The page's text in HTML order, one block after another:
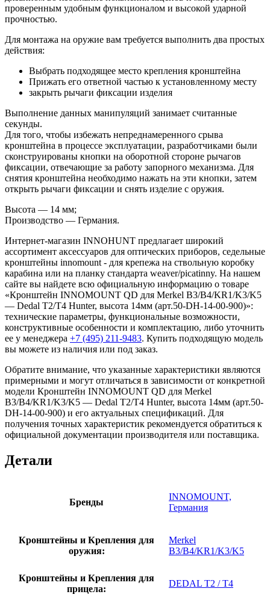
проверенным удобным функционалом и высокой ударной
прочностью.
Для монтажа на оружие вам требуется выполнить два простых
действия:
Выбрать подходящее место крепления кронштейна
Прижать его ответной частью к установленному месту
закрыть рычаги фиксации изделия
Выполнение данных манипуляций занимает считанные
секунды.
Для того, чтобы избежать непреднамеренного срыва
кронштейна в процессе эксплуатации, разработчиками были
сконструированы кнопки на оборотной стороне рычагов
фиксации, отвечающие за работу запорного механизма. Для
снятия кронштейна необходимо нажать на эти кнопки, затем
открыть рычаги фиксации и снять изделие с оружия.
Высота — 14 мм;
Производство — Германия.
Интернет-магазин INNOHUNT предлагает широкий
ассортимент аксессуаров для оптических приборов, седельные
кронштейны innomount - для крепежа на ствольную коробку
карабина или на планку стандарта weaver/picatinny. На нашем
сайте вы найдете всю официальную информацию о товаре
«Кронштейн INNOMOUNT QD для Merkel B3/B4/KR1/K3/K5
— Dedal T2/T4 Hunter, высота 14мм (арт.50-DH-14-00-900)»:
технические параметры, функциональные возможности,
конструктивные особенности и комплектацию, либо уточнить
ее у менеджера +7 (495) 211-9483. Купить подходящую модель
вы можете из наличия или под заказ.
Обратите внимание, что указанные характеристики являются
примерными и могут отличаться в зависимости от конкретной
модели Кронштейн INNOMOUNT QD для Merkel
B3/B4/KR1/K3/K5 — Dedal T2/T4 Hunter, высота 14мм (арт.50-
DH-14-00-900) и его актуальных спецификаций. Для
получения точных характеристик рекомендуется обратиться к
официальной документации производителя или поставщика.
Детали
Бренды
INNOMOUNT,
Германия
Кронштейны и Крепления для
оружия:
Merkel
B3/B4/KR1/K3/K5
Кронштейны и Крепления для
прицела:
DEDAL T2 / T4